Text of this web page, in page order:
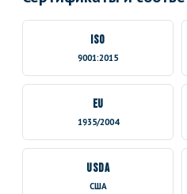
ISO
9001:2015
EU
1935/2004
USDA
США